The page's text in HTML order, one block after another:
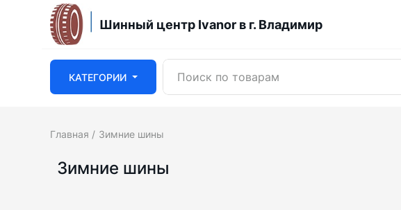
Шинный центр Ivanor в г. Владимир
КАТЕГОРИИ
Главная Зимние шины
Зимние шины